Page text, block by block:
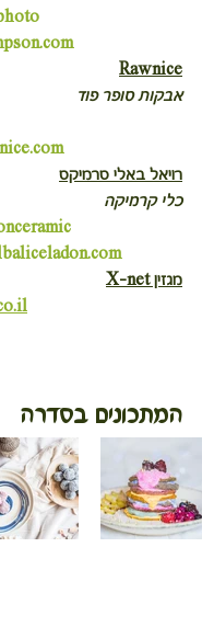
Rawnice
אבקות סופר פוד
רויאל באלי סרמיקס
כלי קרמיקה
מגזין X-net
המתכונים בסדרה